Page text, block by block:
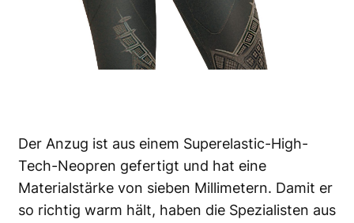
Der Anzug ist aus einem Superelastic-High-
Tech-Neopren gefertigt und hat eine
Materialstärke von sieben Millimetern. Damit er
so richtig warm hält, haben die Spezialisten aus